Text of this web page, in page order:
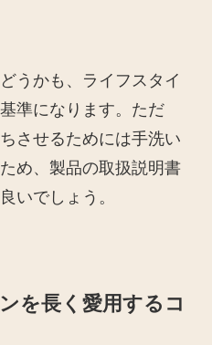
うかも、ライフスタイ
準になります。ただ
させるためには手洗い
め、製品の取扱説明書
いでしょう。
を長く愛用するコ